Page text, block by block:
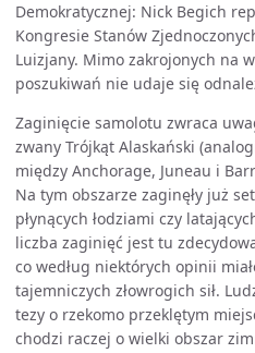
Demokratycznej: Nick Begich
Kongresie Stanów
Luizjany. Mimo zakrojonych na
poszukiwań nie udaje się
Zaginięcie samolotu zwraca
zwany Trójkąt Alaskański
między Anchorage, Juneau i
Na tym obszarze zaginęły już
płynących łodziami czy
liczba zaginięć jest tu
co według niektórych opinii
tajemniczych złowrogich sił.
tezy o rzekomo przeklętym
chodzi raczej o wielki obszar